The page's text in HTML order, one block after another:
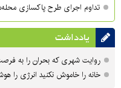
تداوم اجرای طرح پاکسازی
یادداشت
روایت شهری که بحران را به
خانه را خاموش نکنید انرژی را